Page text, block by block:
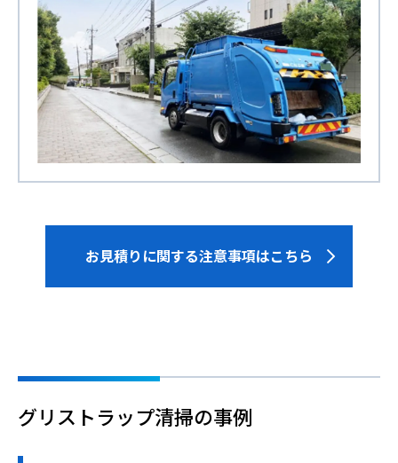
お見積りに関する注意事項はこちら
グリストラップ清掃の事例